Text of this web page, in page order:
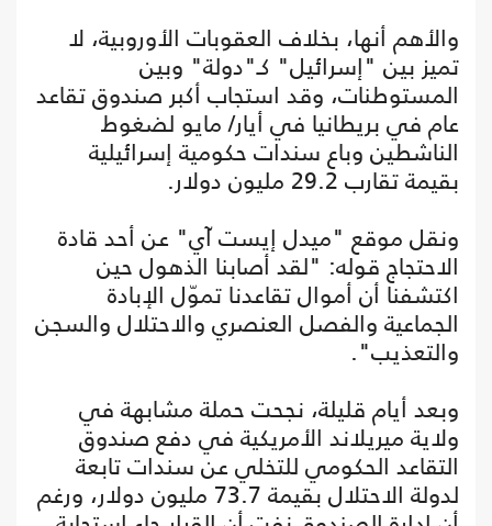
والأهم أنها، بخلاف العقوبات الأوروبية، لا
تميز بين "إسرائيل" كـ"دولة" وبين
المستوطنات، وقد استجاب أكبر صندوق تقاعد
عام في بريطانيا في أيار/ مايو لضغوط
الناشطين وباع سندات حكومية إسرائيلية
بقيمة تقارب 29.2 مليون دولار.
ونقل موقع "ميدل إيست آي" عن أحد قادة
الاحتجاج قوله: "لقد أصابنا الذهول حين
اكتشفنا أن أموال تقاعدنا تموّل الإبادة
الجماعية والفصل العنصري والاحتلال والسجن
والتعذيب".
وبعد أيام قليلة، نجحت حملة مشابهة في
ولاية ميريلاند الأمريكية في دفع صندوق
التقاعد الحكومي للتخلي عن سندات تابعة
لدولة الاحتلال بقيمة 73.7 مليون دولار، ورغم